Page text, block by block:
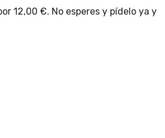
12,00 €. No esperes y pídelo ya y